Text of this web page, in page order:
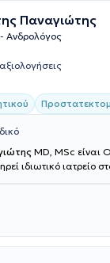
Παναγιώτης
Ανδρολόγος
MD, MSc είναι
ιδιωτικό ιατρείο
του Αριστοτελείου
"Γ.Γεννηματάς"
στις